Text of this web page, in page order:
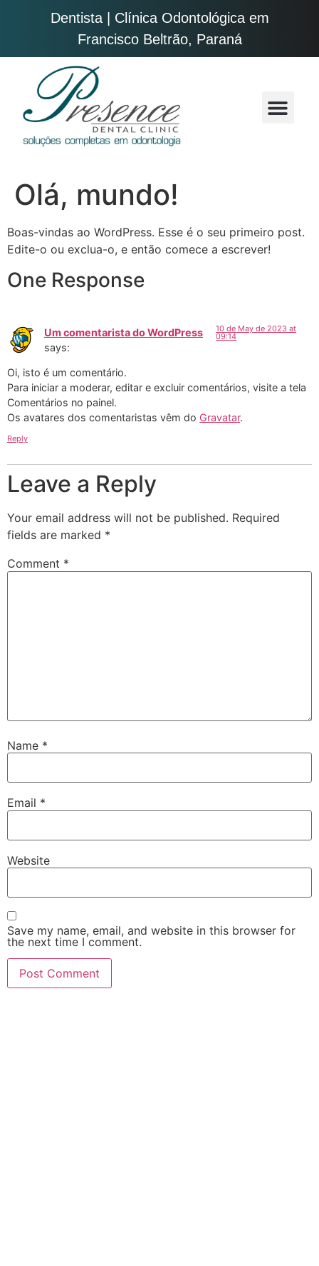
Dentista | Clínica Odontológica em
Francisco Beltrão, Paraná
Olá, mundo!
Boas-vindas ao WordPress. Esse é o seu primeiro post.
Edite-o ou exclua-o, e então comece a escrever!
One Response
Um comentarista do WordPress
says:
10 de May de 2023 at
09:14
Oi, isto é um comentário.
Para iniciar a moderar, editar e excluir comentários, visite a tela
Comentários no painel.
Os avatares dos comentaristas vêm do Gravatar.
Reply
Leave a Reply
Your email address will not be published. Required
fields are marked *
Comment *
Name *
Email *
Website
Save my name, email, and website in this browser for
the next time I comment.